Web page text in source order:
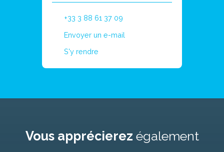
+33 3 88 61 37 09
Envoyer un e-mail
S'y rendre
Vous apprécierez également